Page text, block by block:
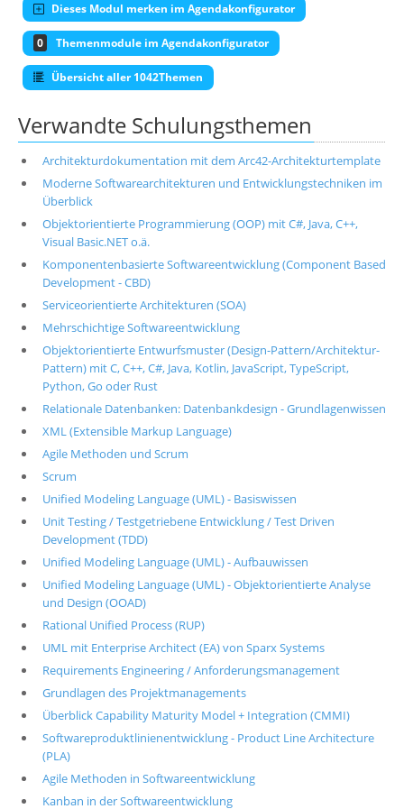
Dieses Modul merken im Agendakonfigurator
0 Themenmodule im Agendakonfigurator
Übersicht aller 1042Themen
Verwandte Schulungsthemen
Architekturdokumentation mit dem Arc42-Architekturtemplate
Moderne Softwarearchitekturen und Entwicklungstechniken im
Überblick
Objektorientierte Programmierung (OOP) mit C#, Java, C++,
Visual Basic.NET o.ä.
Komponentenbasierte Softwareentwicklung (Component Based
Development - CBD)
Serviceorientierte Architekturen (SOA)
Mehrschichtige Softwareentwicklung
Objektorientierte Entwurfsmuster (Design-Pattern/Architektur-
Pattern) mit C, C++, C#, Java, Kotlin, JavaScript, TypeScript,
Python, Go oder Rust
Relationale Datenbanken: Datenbankdesign - Grundlagenwissen
XML (Extensible Markup Language)
Agile Methoden und Scrum
Scrum
Unified Modeling Language (UML) - Basiswissen
Unit Testing / Testgetriebene Entwicklung / Test Driven
Development (TDD)
Unified Modeling Language (UML) - Aufbauwissen
Unified Modeling Language (UML) - Objektorientierte Analyse
und Design (OOAD)
Rational Unified Process (RUP)
UML mit Enterprise Architect (EA) von Sparx Systems
Requirements Engineering / Anforderungsmanagement
Grundlagen des Projektmanagements
Überblick Capability Maturity Model + Integration (CMMI)
Softwareproduktlinienentwicklung - Product Line Architecture
(PLA)
Agile Methoden in Softwareentwicklung
Kanban in der Softwareentwicklung